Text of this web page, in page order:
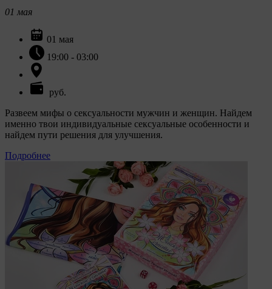
01 мая
01 мая
19:00 - 03:00
руб.
Развеем мифы о сексуальности мужчин и женщин. Найдем
именно твои индивидуальные сексуальные особенности и
найдем пути решения для улучшения.
Подробнее